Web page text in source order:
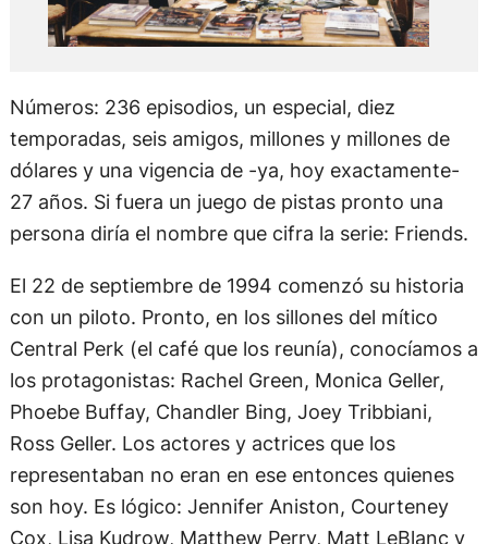
Números: 236 episodios, un especial, diez
temporadas, seis amigos, millones y millones de
dólares y una vigencia de -ya, hoy exactamente-
27 años. Si fuera un juego de pistas pronto una
El 22 de septiembre de 1994 comenzó su historia
con un piloto. Pronto, en los sillones del mítico
Central Perk (el café que los reunía), conocíamos a
los protagonistas: Rachel Green, Monica Geller,
Phoebe Buffay, Chandler Bing, Joey Tribbiani,
Ross Geller. Los actores y actrices que los
representaban no eran en ese entonces quienes
son hoy. Es lógico: Jennifer Aniston, Courteney